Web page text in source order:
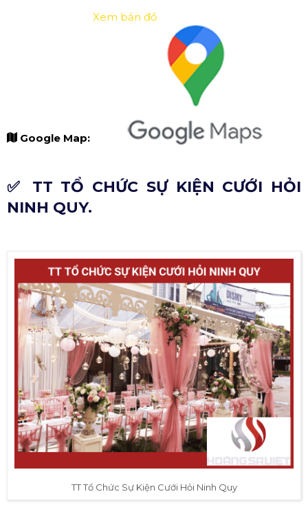
Google Map:
Xem bản đồ
✅ TT TỔ CHỨC SỰ KIỆN CƯỚI HỎI
NINH QUY.
TT Tổ Chức Sự Kiện Cưới Hỏi Ninh Quy